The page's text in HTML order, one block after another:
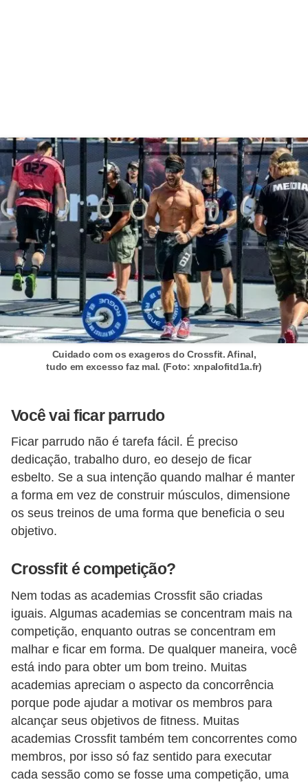
Cuidado com os exageros do Crossfit. Afinal,
tudo em excesso faz mal. (Foto: xnpalofitd1a.fr)
Você vai ficar parrudo
Ficar parrudo não é tarefa fácil. É preciso
dedicação, trabalho duro, eo desejo de ficar
esbelto. Se a sua intenção quando malhar é manter
a forma em vez de construir músculos, dimensione
os seus treinos de uma forma que beneficia o seu
objetivo.
Crossfit é competição?
Nem todas as academias Crossfit são criadas
iguais. Algumas academias se concentram mais na
competição, enquanto outras se concentram em
malhar e ficar em forma. De qualquer maneira, você
está indo para obter um bom treino. Muitas
academias apreciam o aspecto da concorrência
porque pode ajudar a motivar os membros para
alcançar seus objetivos de fitness. Muitas
academias Crossfit também tem concorrentes como
membros, por isso só faz sentido para executar
cada sessão como se fosse uma competição, uma